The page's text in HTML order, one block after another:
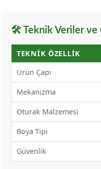
🛠️ Teknik Veriler ve
TEKNIK ÖZELLIK
Ürün Çapı
Mekanizma
Oturak Malzemesi
Boya Tipi
Güvenlik